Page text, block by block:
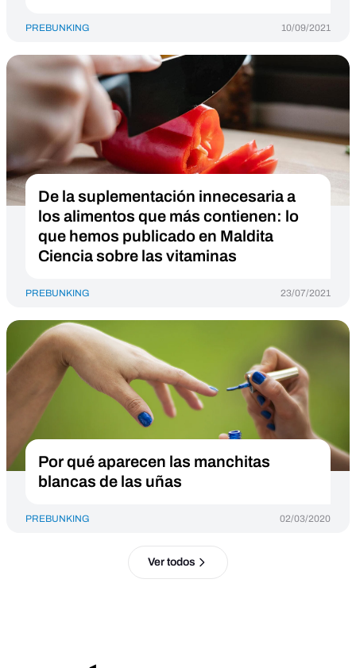
PREBUNKING 10/09/2021
De la suplementación innecesaria a
los alimentos que más contienen: lo
que hemos publicado en Maldita
Ciencia sobre las vitaminas
PREBUNKING 23/07/2021
Por qué aparecen las manchitas
blancas de las uñas
PREBUNKING 02/03/2020
Ver todos